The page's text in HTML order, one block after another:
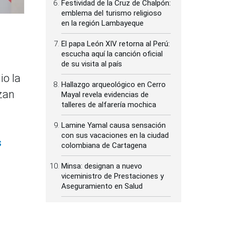
la
Festividad de la Cruz de Chalpón:
emblema del turismo religioso
en la región Lambayeque
El papa León XIV retorna al Perú:
escucha aquí la canción oficial
de su visita al país
Hallazgo arqueológico en Cerro
Mayal revela evidencias de
talleres de alfarería mochica
Lamine Yamal causa sensación
con sus vacaciones en la ciudad
colombiana de Cartagena
Minsa: designan a nuevo
viceministro de Prestaciones y
Aseguramiento en Salud